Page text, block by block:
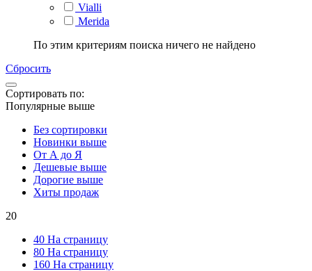
Vialli
Merida
По этим критериям поиска ничего не найдено
Сбросить
Сортировать по:
Популярные выше
Без сортировки
Новинки выше
От А до Я
Дешевые выше
Дорогие выше
Хиты продаж
20
40 На страницу
80 На страницу
160 На страницу